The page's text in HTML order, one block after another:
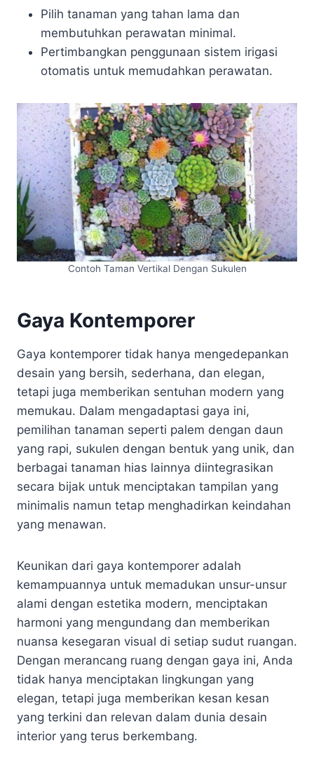
Pilih tanaman yang tahan lama dan
membutuhkan perawatan minimal.
Pertimbangkan penggunaan sistem irigasi
otomatis untuk memudahkan perawatan.
Contoh Taman Vertikal Dengan Sukulen
Gaya Kontemporer
Gaya kontemporer tidak hanya mengedepankan
desain yang bersih, sederhana, dan elegan,
tetapi juga memberikan sentuhan modern yang
memukau. Dalam mengadaptasi gaya ini,
pemilihan tanaman seperti palem dengan daun
yang rapi, sukulen dengan bentuk yang unik, dan
berbagai tanaman hias lainnya diintegrasikan
secara bijak untuk menciptakan tampilan yang
minimalis namun tetap menghadirkan keindahan
yang menawan.
Keunikan dari gaya kontemporer adalah
kemampuannya untuk memadukan unsur-unsur
alami dengan estetika modern, menciptakan
harmoni yang mengundang dan memberikan
nuansa kesegaran visual di setiap sudut ruangan.
Dengan merancang ruang dengan gaya ini, Anda
tidak hanya menciptakan lingkungan yang
elegan, tetapi juga memberikan kesan kesan
yang terkini dan relevan dalam dunia desain
interior yang terus berkembang.